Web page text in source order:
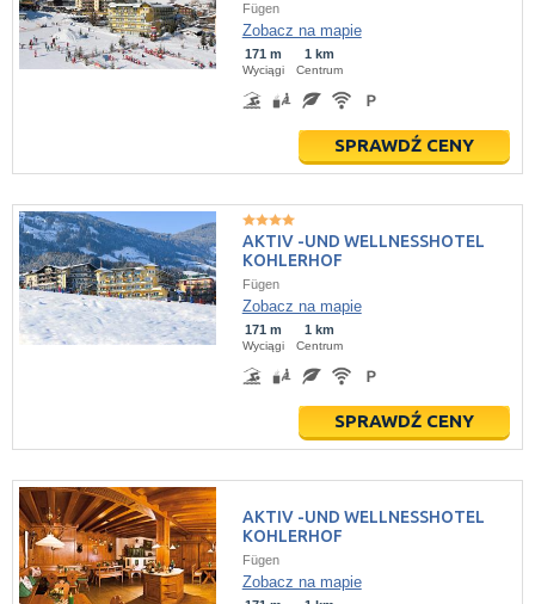
Fügen
Zobacz na mapie
171 m
Wyciągi
1 km
Centrum
SPRAWDŹ CENY
AKTIV -UND WELLNESSHOTEL
KOHLERHOF
Fügen
Zobacz na mapie
171 m
Wyciągi
1 km
Centrum
SPRAWDŹ CENY
AKTIV -UND WELLNESSHOTEL
KOHLERHOF
Fügen
Zobacz na mapie